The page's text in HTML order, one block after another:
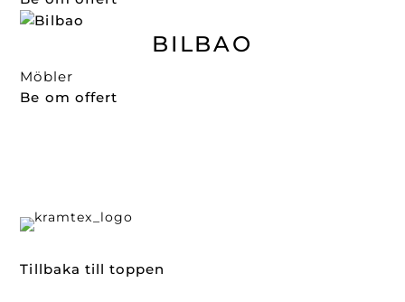
BILBAO
Möbler
Be om offert
Tillbaka till toppen